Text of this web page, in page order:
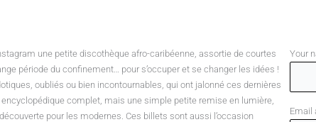
une petite discothèque afro-caribéenne, assortie de courtes
période du confinement… pour s’occuper et se changer les idées !
oubliés ou bien incontournables, qui ont jalonné ces dernières
complet, mais une simple petite remise en lumière,
pour les modernes. Ces billets sont aussi l’occasion
Your
Email